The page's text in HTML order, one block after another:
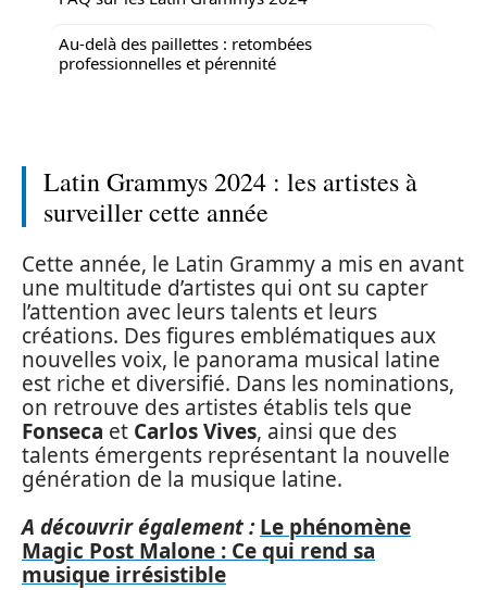
Au-delà des paillettes : retombées
professionnelles et pérennité
Latin Grammys 2024 : les artistes à
surveiller cette année
Cette année, le Latin Grammy a mis en avant
une multitude d’artistes qui ont su capter
l’attention avec leurs talents et leurs
créations. Des figures emblématiques aux
nouvelles voix, le panorama musical latine
est riche et diversifié. Dans les nominations,
on retrouve des artistes établis tels que
Fonseca et Carlos Vives, ainsi que des
talents émergents représentant la nouvelle
génération de la musique latine.
A découvrir également : Le phénomène
Magic Post Malone : Ce qui rend sa
musique irrésistible